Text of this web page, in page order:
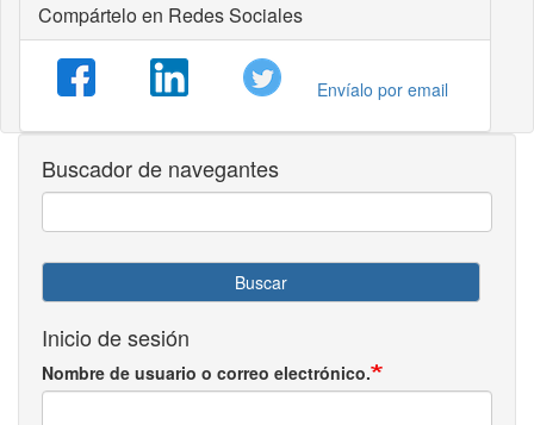
Compártelo en Redes Sociales
Envíalo por email
Buscador de navegantes
Buscar
Inicio de sesión
Nombre de usuario o correo electrónico.